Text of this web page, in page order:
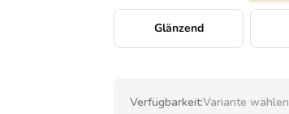
Glänzend
Verfügbarkeit:Variante wählen